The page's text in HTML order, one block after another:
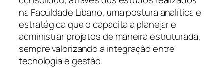
na Faculdade Líbano, uma postura analítica e
estratégica que o capacita a planejar e
administrar projetos de maneira estruturada,
sempre valorizando a integração entre
tecnologia e gestão.